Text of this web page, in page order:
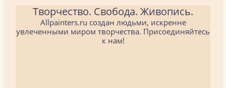
Творчество. Свобода. Живопись.
Allpainters.ru создан людьми, искренне
увлеченными миром творчества. Присоединяйтесь
к нам!